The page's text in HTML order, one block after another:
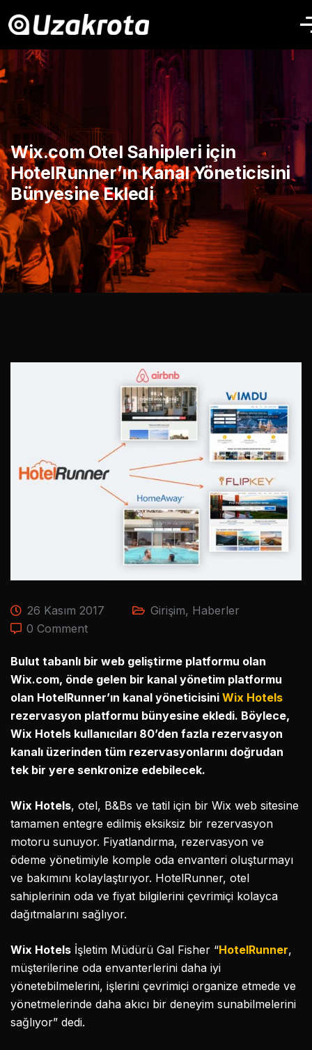
Wix.com Otel Sahipleri için
HotelRunner’ın Kanal Yöneticisini
Bünyesine Ekledi
26 Kasım 2017 Girişim, Haberler
0 Comment
Bulut tabanlı bir web geliştirme platformu olan
Wix.com, önde gelen bir kanal yönetim platformu
olan HotelRunner’ın kanal yöneticisini Wix Hotels
rezervasyon platformu bünyesine ekledi. Böylece,
Wix Hotels kullanıcıları 80’den fazla rezervasyon
kanalı üzerinden tüm rezervasyonlarını doğrudan
tek bir yere senkronize edebilecek.
Wix Hotels, otel, B&Bs ve tatil için bir Wix web sitesine
tamamen entegre edilmiş eksiksiz bir rezervasyon
motoru sunuyor. Fiyatlandırma, rezervasyon ve
ödeme yönetimiyle komple oda envanteri oluşturmayı
ve bakımını kolaylaştırıyor. HotelRunner, otel
sahiplerinin oda ve fiyat bilgilerini çevrimiçi kolayca
dağıtmalarını sağlıyor.
Wix Hotels İşletim Müdürü Gal Fisher “HotelRunner,
müşterilerine oda envanterlerini daha iyi
yönetebilmelerini, işlerini çevrimiçi organize etmede ve
yönetmelerinde daha akıcı bir deneyim sunabilmelerini
sağlıyor” dedi.